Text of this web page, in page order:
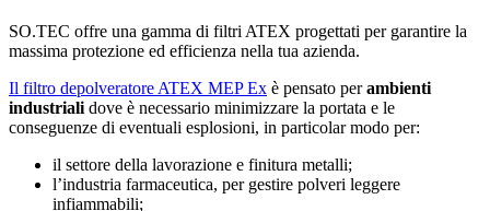
SO.TEC offre una gamma di filtri ATEX progettati per garantire la
massima protezione ed efficienza nella tua azienda.
Il filtro depolveratore ATEX MEP Ex è pensato perambienti
industriali dove è necessario minimizzare la portata e le
conseguenze di eventuali esplosioni, in particolar modo per:
il settore della lavorazione e finitura metalli;
l’industria farmaceutica, per gestire polveri leggere
infiammabili;